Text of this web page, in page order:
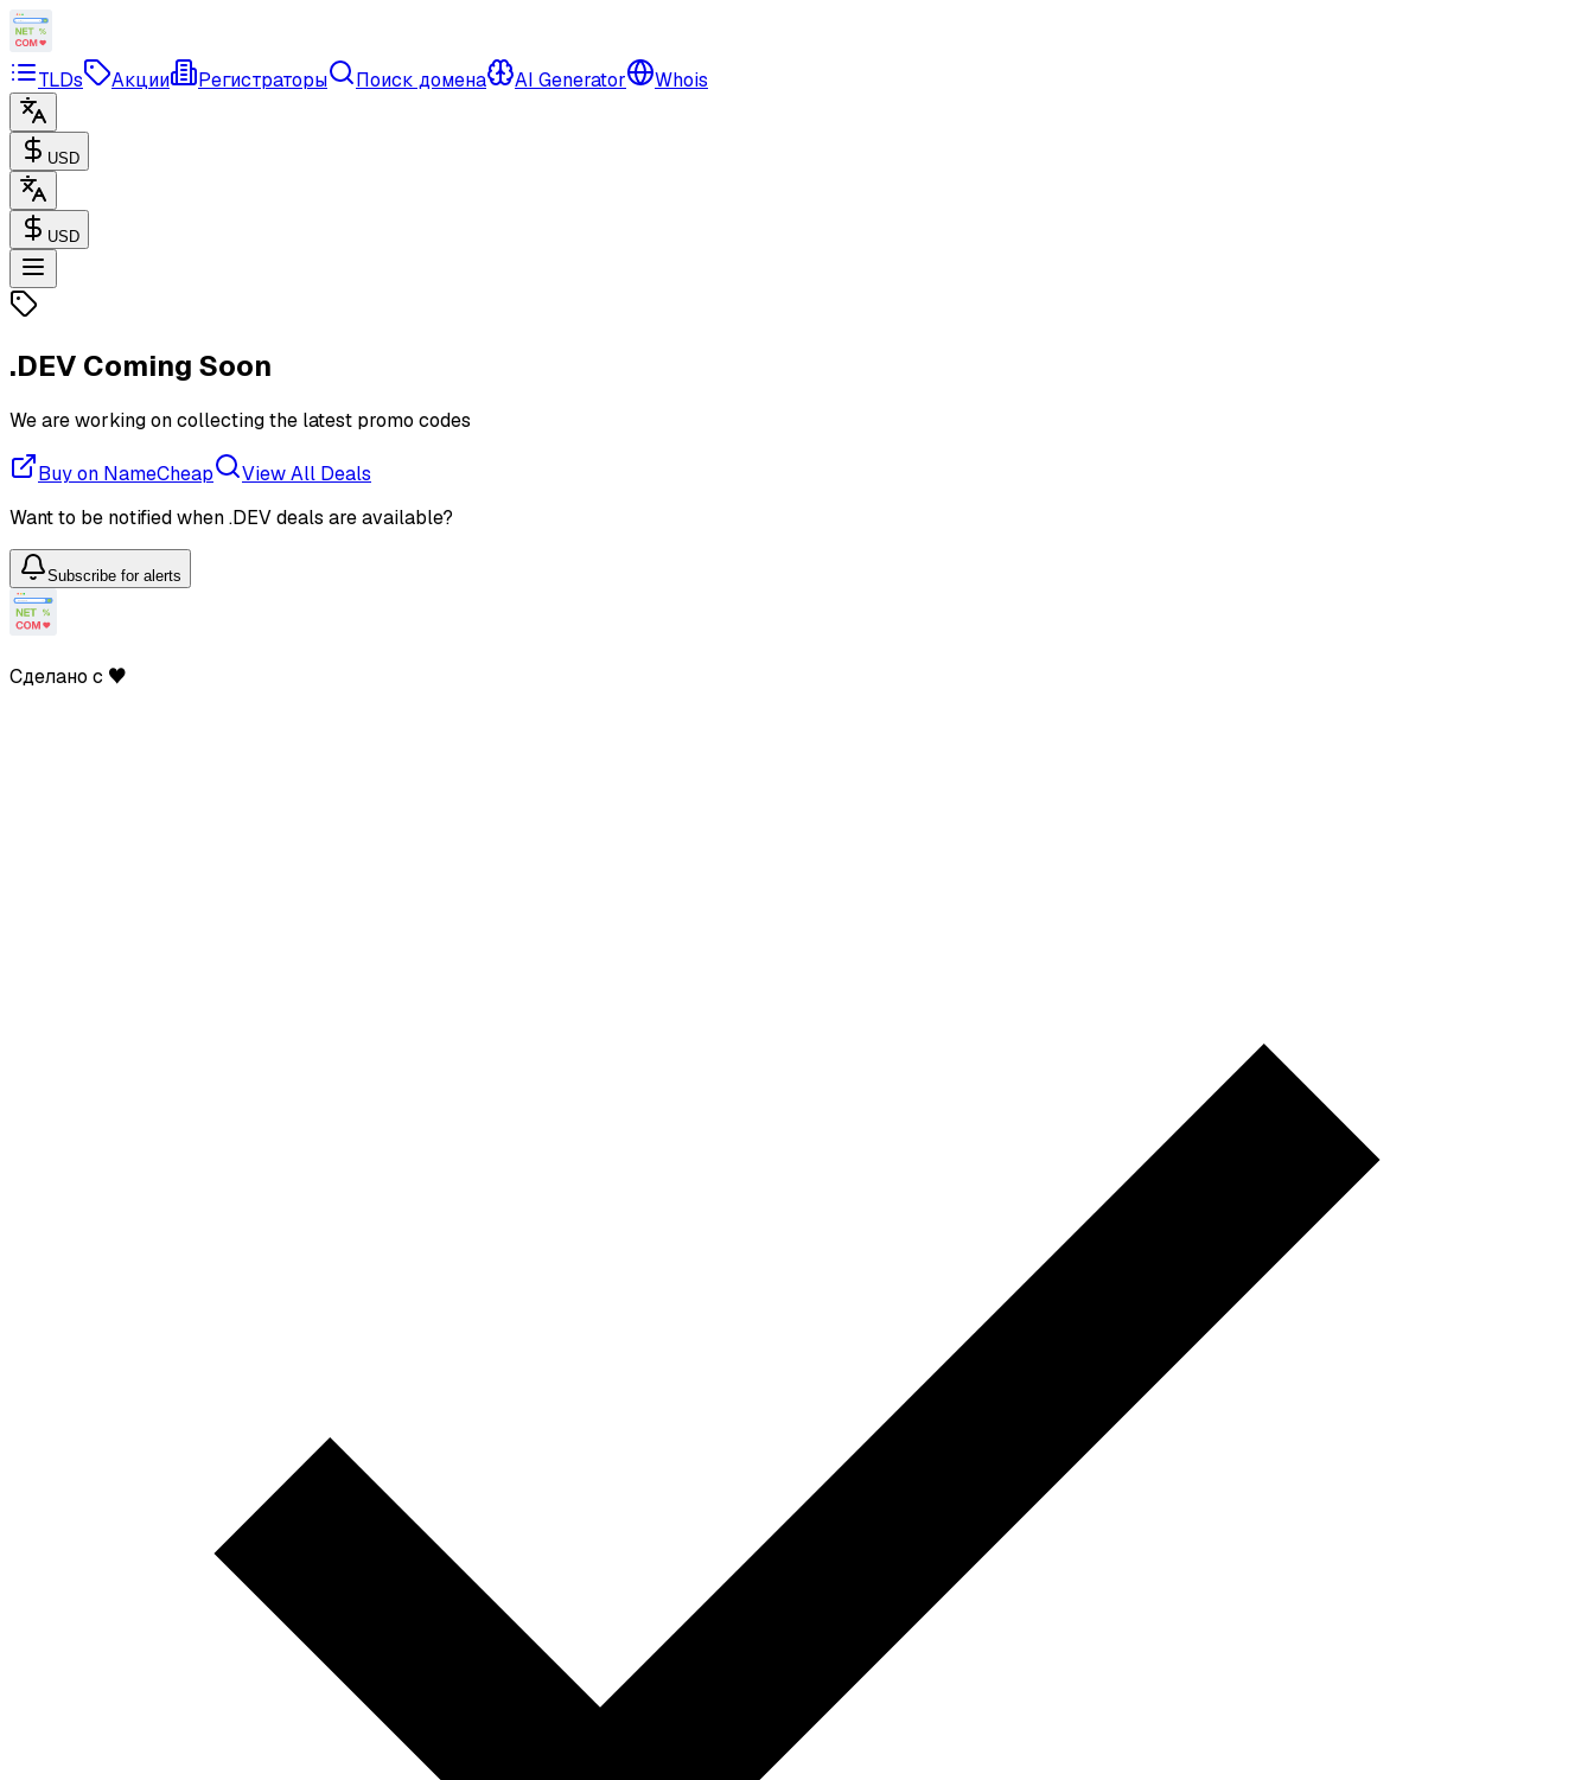
TLDs Акции Регистраторы Поиск домена AI Generator Whois
USD
USD
.DEV Coming Soon
We are working on collecting the latest promo codes
Buy on NameCheap
View All Deals
Want to be notified when .DEV deals are available?
Subscribe for alerts
Сделано с ♥